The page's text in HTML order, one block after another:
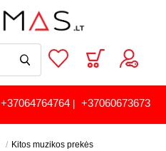
+37064764764| +37060673673
Kitos muzikos prekės